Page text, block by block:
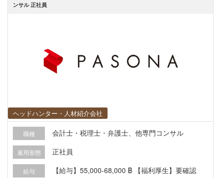
ジションです
ンサル 正社員
ヘッドハンター・人材紹介会社
職種 会計士・税理士・弁護士、他専門コンサル
雇用形態 正社員
給与 【給与】55,000-68,000 ฿ 【福利厚生】要確認